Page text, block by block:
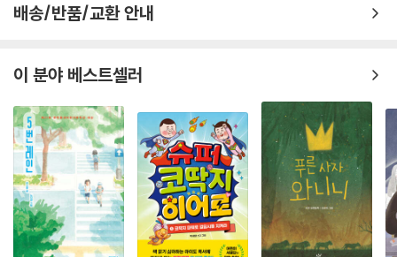
배송/반품/교환 안내
이 분야 베스트셀러